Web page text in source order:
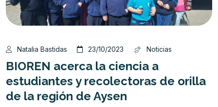
Natalia Bastidas 23/10/2023 Noticias
BIOREN acerca la ciencia a
estudiantes y recolectoras de orilla
de la región de Aysen